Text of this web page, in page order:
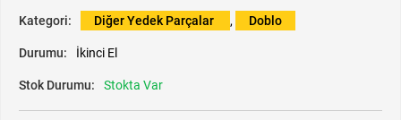
Kategori: Diğer Yedek Parçalar , Doblo
Durumu: İkinci El
Stok Durumu: Stokta Var